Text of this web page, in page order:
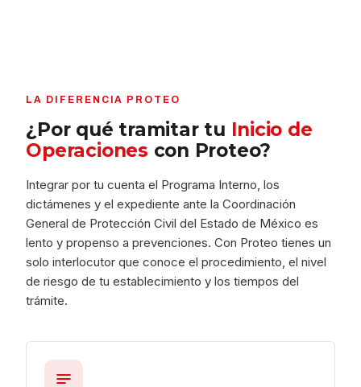
LA DIFERENCIA PROTEO
¿Por qué tramitar tu Inicio de
Operaciones con Proteo?
Integrar por tu cuenta el Programa Interno, los
dictámenes y el expediente ante la Coordinación
General de Protección Civil del Estado de México es
lento y propenso a prevenciones. Con Proteo tienes un
solo interlocutor que conoce el procedimiento, el nivel
de riesgo de tu establecimiento y los tiempos del
trámite.